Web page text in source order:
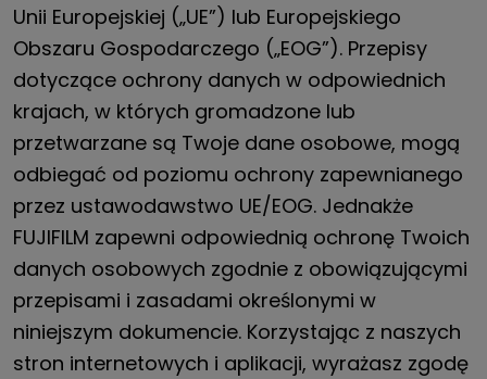
Unii Europejskiej („UE”) lub Europejskiego
Obszaru Gospodarczego („EOG”). Przepisy
dotyczące ochrony danych w odpowiednich
krajach, w których gromadzone lub
przetwarzane są Twoje dane osobowe, mogą
odbiegać od poziomu ochrony zapewnianego
przez ustawodawstwo UE/EOG. Jednakże
FUJIFILM zapewni odpowiednią ochronę Twoich
danych osobowych zgodnie z obowiązującymi
przepisami i zasadami określonymi w
niniejszym dokumencie. Korzystając z naszych
stron internetowych i aplikacji, wyrażasz zgodę